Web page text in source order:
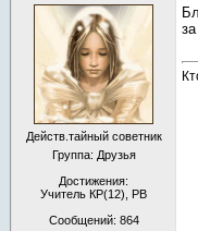
Действ.тайный советник
Группа: Друзья
Достижения:
Учитель КР(12), РВ
Сообщений: 864